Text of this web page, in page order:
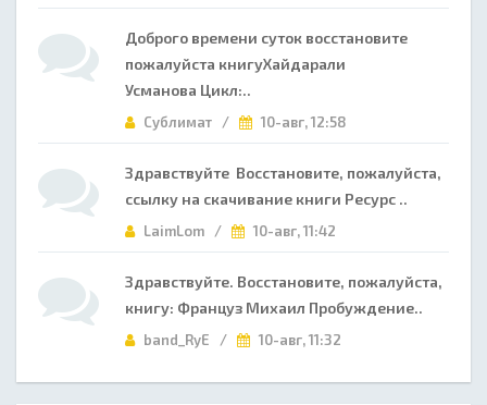
Доброго времени суток восстановите
пожалуйста книгуХайдарали
Усманова Цикл:..
Сублимат / 10-авг, 12:58
Здравствуйте Восстановите, пожалуйста,
ссылку на скачивание книги Ресурс ..
LaimLom / 10-авг, 11:42
Здравствуйте. Восстановите, пожалуйста,
книгу: Француз Михаил Пробуждение..
band_RyE / 10-авг, 11:32